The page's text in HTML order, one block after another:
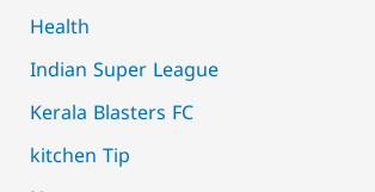
Health
Indian Super League
Kerala Blasters FC
kitchen Tip